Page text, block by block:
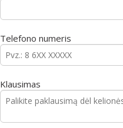
Telefono numeris
Klausimas